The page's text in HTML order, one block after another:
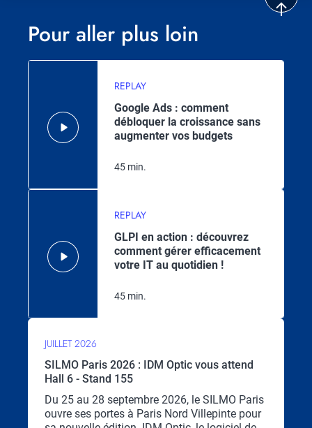
Pour aller plus loin
REPLAY
Google Ads : comment
débloquer la croissance sans
augmenter vos budgets
45 min.
REPLAY
GLPI en action : découvrez
comment gérer efficacement
votre IT au quotidien !
45 min.
JUILLET 2026
SILMO Paris 2026 : IDM Optic vous attend
Hall 6 - Stand 155
Chapo
Du 25 au 28 septembre 2026, le SILMO Paris
ouvre ses portes à Paris Nord Villepinte pour